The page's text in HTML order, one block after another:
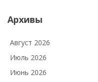
Архивы
Август 2026
Июль 2026
Июнь 2026